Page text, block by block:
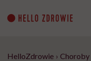
content
HelloZdrowie › Choroby